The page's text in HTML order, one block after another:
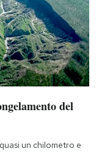
del
un chilometro e